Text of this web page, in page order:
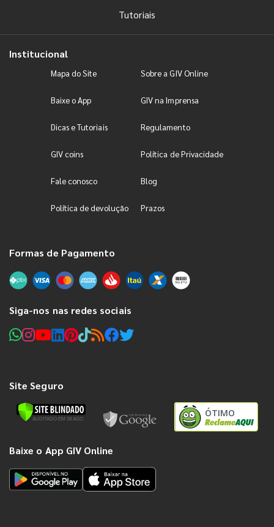
Tutoriais
Institucional
Mapa do Site Sobre a GIV Online
Baixe o App GIV na Imprensa
Dicas e Tutoriais Regulamento
GIV coins Política de Privacidade
Fale conosco Blog
Política de devolução Prazos
Formas de Pagamento
Siga-nos nas redes sociais
Site Seguro
ÓTIMO
Baixe o App GIV Online